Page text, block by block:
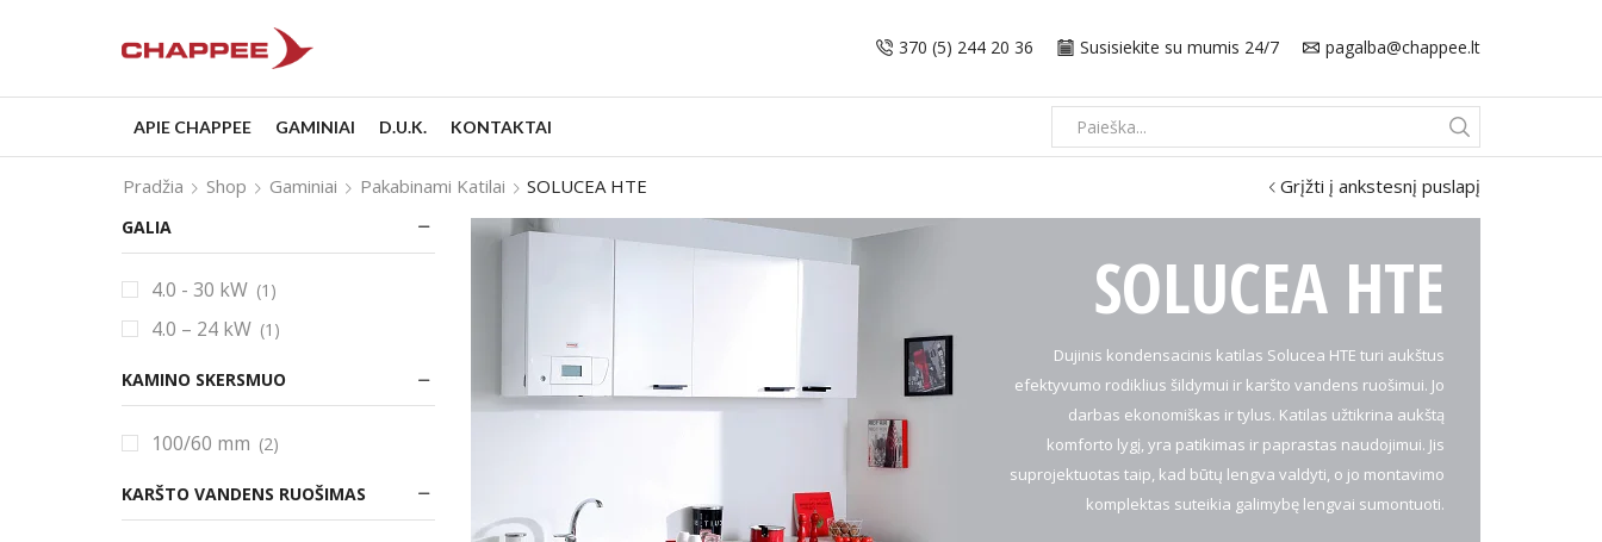
370 (5) 244 20 36 Susisiekite su mumis 24/7 pagalba@chappee.lt
APIE CHAPPEE GAMINIAI D.U.K. KONTAKTAI
input
Pradžia Shop Gaminiai Pakabinami Katilai SOLUCEA HTE Grįžti į ankstesnį puslapį
SOLUCEA HTE
Dujinis kondensacinis katilas Solucea HTE turi aukštus
efektyvumo rodiklius šildymui ir karšto vandens ruošimui. Jo
darbas ekonomiškas ir tylus. Katilas užtikrina aukštą
komforto lygį, yra patikimas ir paprastas naudojimui. Jis
suprojektuotas taip, kad būtų lengva valdyti, o jo montavimo
komplektas suteikia galimybę lengvai sumontuoti.
GALIA
4.0 - 30 kW (1)
4.0 – 24 kW (1)
KAMINO SKERSMUO
100/60 mm (2)
KARŠTO VANDENS RUOŠIMAS